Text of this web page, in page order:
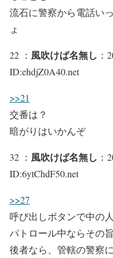
流石に警察から電話い
ょ
22 ： 風吹けば名無し ：
ID:ehdjZ0A40.net
>>21
交番は？
暗がりはいかんぞ
32 ： 風吹けば名無し ：
ID:6ytChdF50.net
>>27
呼び出しボタンで中の人
パトロール中ならその
後者なら、管轄の警察